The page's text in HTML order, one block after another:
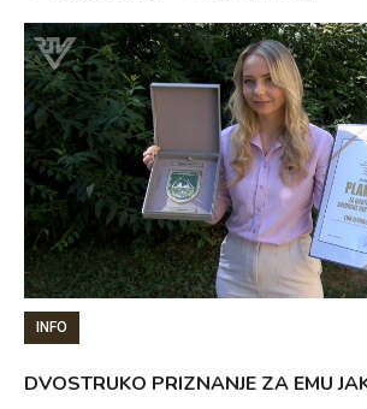
INFO
DVOSTRUKO PRIZNANJE ZA EMU